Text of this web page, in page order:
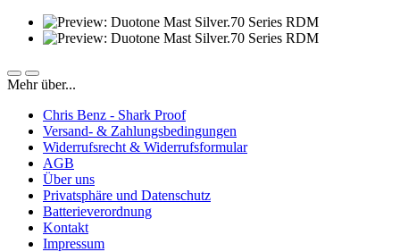
Mehr über...
Chris Benz - Shark Proof
Versand- & Zahlungsbedingungen
Widerrufsrecht & Widerrufsformular
AGB
Über uns
Privatsphäre und Datenschutz
Batterieverordnung
Kontakt
Impressum